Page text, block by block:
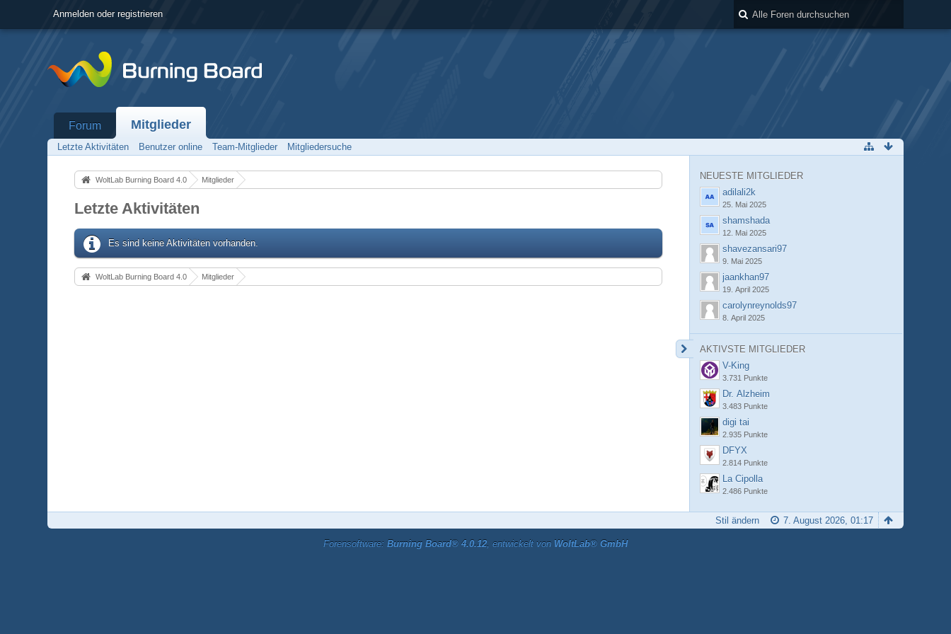
Anmelden oder registrieren
Forum Mitglieder
Letzte Aktivitäten Benutzer online Team-Mitglieder Mitgliedersuche
WoltLab Burning Board 4.0 Mitglieder
Letzte Aktivitäten
Es sind keine Aktivitäten vorhanden.
WoltLab Burning Board 4.0 Mitglieder
NEUESTE MITGLIEDER
adilali2k
25. Mai 2025
shamshada
12. Mai 2025
shavezansari97
9. Mai 2025
jaankhan97
19. April 2025
carolynreynolds97
8. April 2025
AKTIVSTE MITGLIEDER
V-King
3.731 Punkte
Dr. Alzheim
3.483 Punkte
digi tai
2.935 Punkte
DFYX
2.814 Punkte
La Cipolla
2.486 Punkte
7. August 2026, 01:17
Stil ändern
Forensoftware: Burning Board® 4.0.12, entwickelt von WoltLab® GmbH